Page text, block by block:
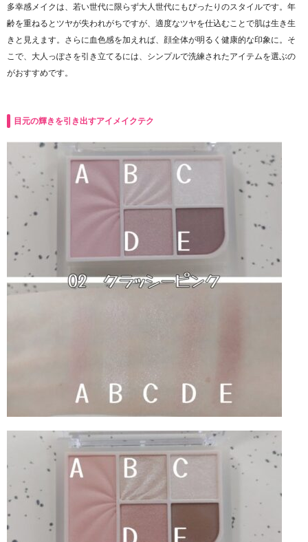
多幸感メイクは、若い世代に限らず大人世代にもぴったりのスタイルです。年
齢を重ねるとツヤが失われがちですが、適度なツヤを仕込むことで肌は生き生
きと見えます。さらに血色感を加えれば、顔全体が明るく健康的な印象に。そ
こで、大人っぽさを引き立てるには、シンプルで洗練されたアイテムを選ぶの
がおすすめです。
目元の輝きを引き出すアイメイクテク